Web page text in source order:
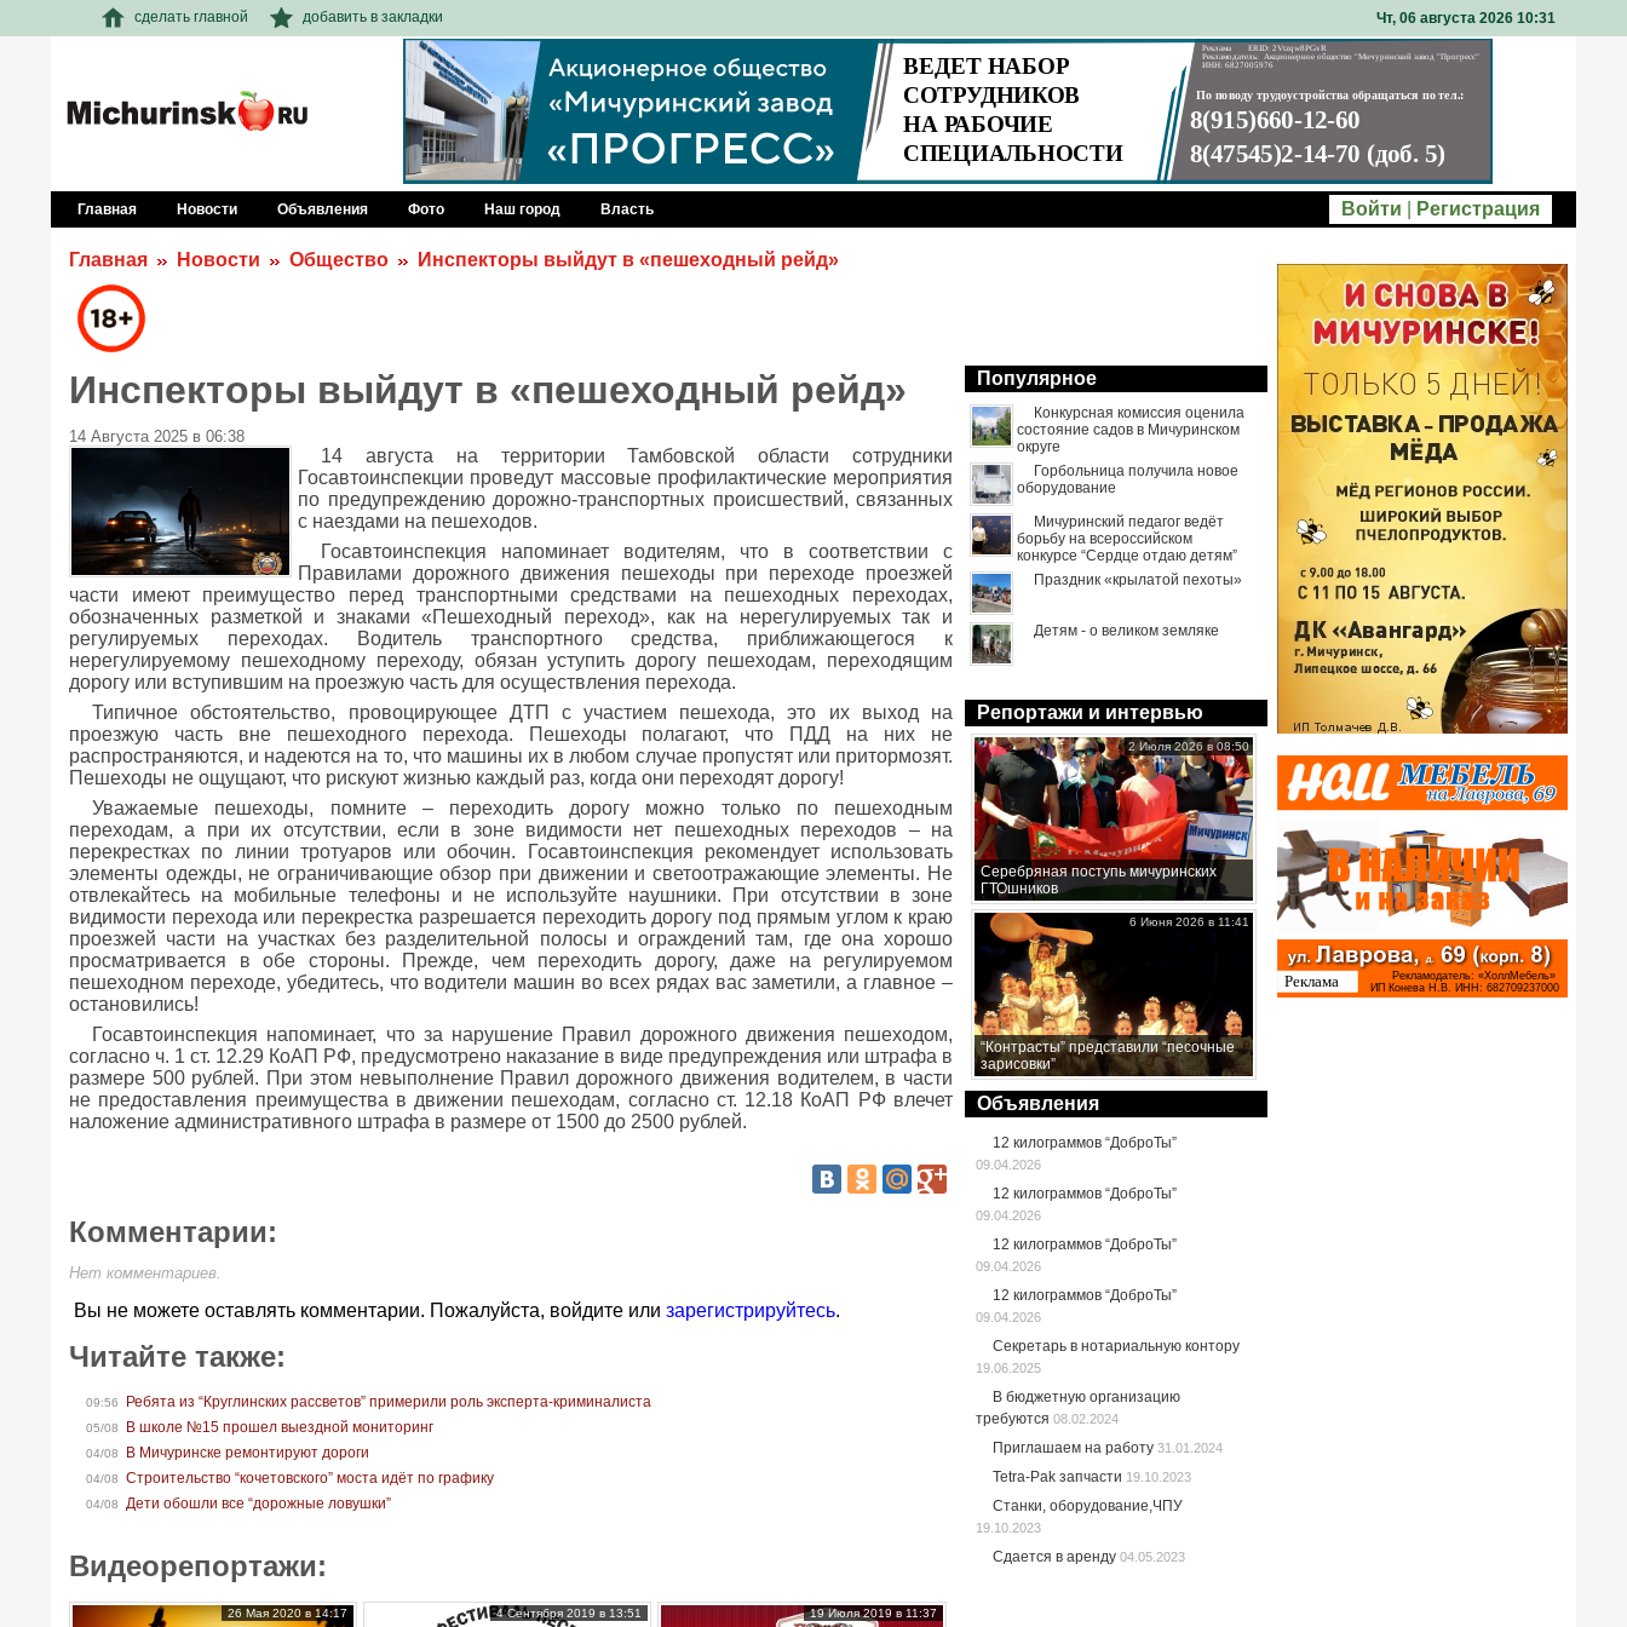
сделать главной добавить в закладки Чт, 06 августа 2026 10 31
Главная Новости Объявления Фото Наш город Власть Войти Регистрация
Главная Новости Общество Инспекторы выйдут в «пешеходный рейд»
Инспекторы выйдут в «пешеходный рейд»
14 Августа 2025 в 06:38
14 августа на территории Тамбовской области сотрудники
Госавтоинспекции проведут массовые профилактические мероприятия
по предупреждению дорожно-транспортных происшествий, связанных
с наездами на пешеходов.
Госавтоинспекция напоминает водителям, что в соответствии с
Правилами дорожного движения пешеходы при переходе проезжей
части имеют преимущество перед транспортными средствами на пешеходных переходах,
обозначенных разметкой и знаками «Пешеходный переход», как на нерегулируемых так и
регулируемых переходах. Водитель транспортного средства, приближающегося к
нерегулируемому пешеходному переходу, обязан уступить дорогу пешеходам, переходящим
дорогу или вступившим на проезжую часть для осуществления перехода.
Типичное обстоятельство, провоцирующее ДТП с участием пешехода, это их выход на
проезжую часть вне пешеходного перехода. Пешеходы полагают, что ПДД на них не
распространяются, и надеются на то, что машины их в любом случае пропустят или притормозят.
Пешеходы не ощущают, что рискуют жизнью каждый раз, когда они переходят дорогу!
Уважаемые пешеходы, помните – переходить дорогу можно только по пешеходным
переходам, а при их отсутствии, если в зоне видимости нет пешеходных переходов – на
перекрестках по линии тротуаров или обочин. Госавтоинспекция рекомендует использовать
элементы одежды, не ограничивающие обзор при движении и светоотражающие элементы. Не
отвлекайтесь на мобильные телефоны и не используйте наушники. При отсутствии в зоне
видимости перехода или перекрестка разрешается переходить дорогу под прямым углом к краю
проезжей части на участках без разделительной полосы и ограждений там, где она хорошо
просматривается в обе стороны. Прежде, чем переходить дорогу, даже на регулируемом
пешеходном переходе, убедитесь, что водители машин во всех рядах вас заметили, а главное –
остановились!
Госавтоинспекция напоминает, что за нарушение Правил дорожного движения пешеходом,
согласно ч. 1 ст. 12.29 КоАП РФ, предусмотрено наказание в виде предупреждения или штрафа в
размере 500 рублей. При этом невыполнение Правил дорожного движения водителем, в части
не предоставления преимущества в движении пешеходам, согласно ст. 12.18 КоАП РФ влечет
наложение административного штрафа в размере от 1500 до 2500 рублей.
Комментарии:
Нет комментариев.
Вы не можете оставлять комментарии. Пожалуйста, войдите или зарегистрируйтесь.
Читайте также:
09:56 Ребята из “Круглинских рассветов” примерили роль эксперта-криминалиста
05/08 В школе №15 прошел выездной мониторинг
04/08 В Мичуринске ремонтируют дороги
04/08 Строительство “кочетовского” моста идёт по графику
04/08 Дети обошли все “дорожные ловушки”
Видеорепортажи:
26 Мая 2020 в 14:17 4 Сентября 2019 в 13:51 19 Июля 2019 в 11:37
Популярное
Конкурсная комиссия оценила
состояние садов в Мичуринском
округе
Горбольница получила новое
оборудование
Мичуринский педагог ведёт
борьбу на всероссийском
конкурсе “Сердце отдаю детям”
Праздник «крылатой пехоты»
Детям - о великом земляке
Репортажи и интервью
Серебряная поступь мичуринских
ГТОшников
2 Июля 2026 в 08:50
“Контрасты” представили “песочные
зарисовки”
6 Июня 2026 в 11:41
Объявления
12 килограммов “ДоброТы”
09.04.2026
12 килограммов “ДоброТы”
09.04.2026
12 килограммов “ДоброТы”
09.04.2026
12 килограммов “ДоброТы”
09.04.2026
Секретарь в нотариальную контору
19.06.2025
В бюджетную организацию
требуются 08.02.2024
Приглашаем на работу 31.01.2024
Tetra-Pak запчасти 19.10.2023
Станки, оборудование,ЧПУ
19.10.2023
Сдается в аренду 04.05.2023